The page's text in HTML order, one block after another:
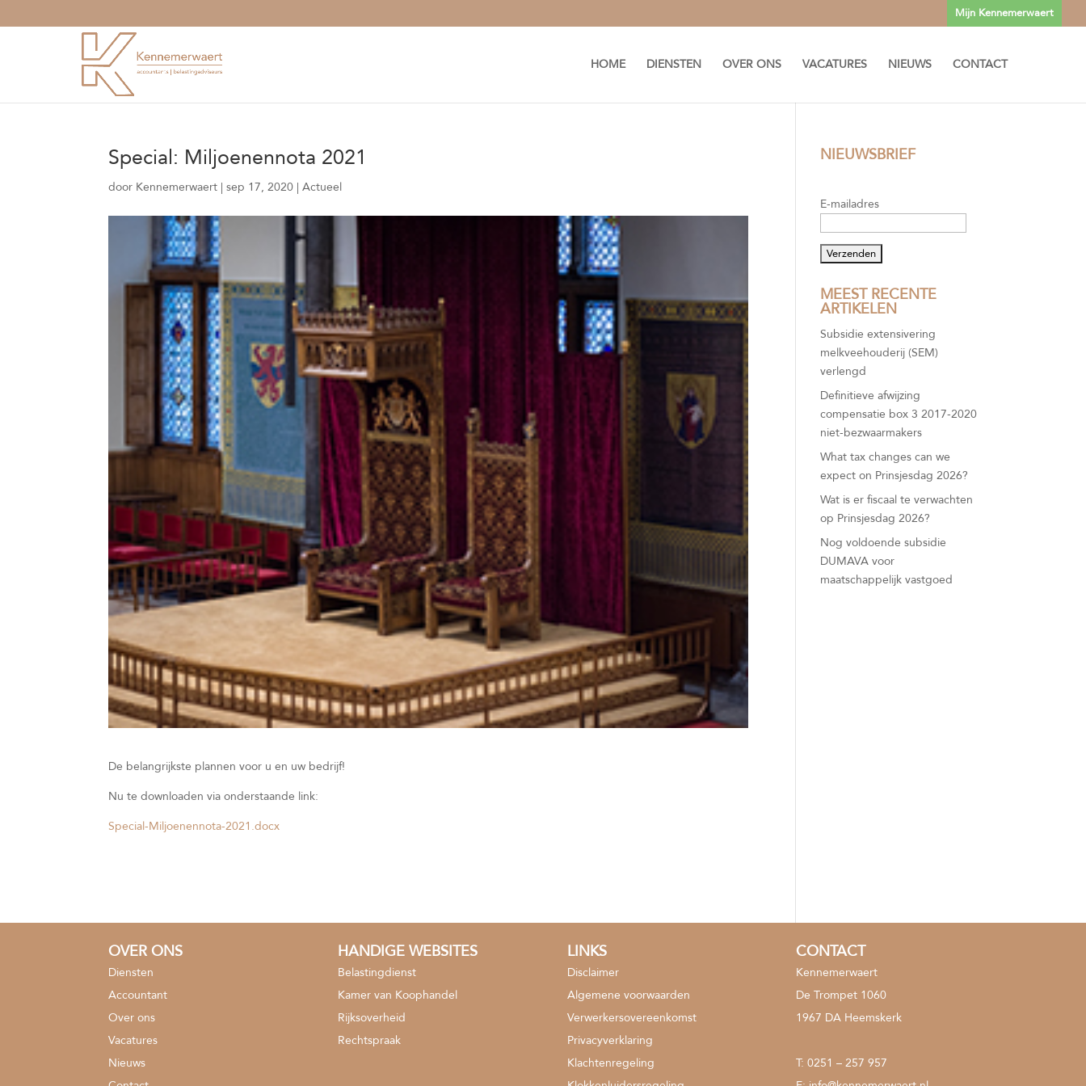
Mijn Kennemerwaert
HOME DIENSTEN OVER ONS VACATURES NIEUWS CONTACT
Special: Miljoenennota 2021
door Kennemerwaert |sep 17, 2020 |Actueel
De belangrijkste plannen voor u en uw bedrijf!
Nu te downloaden via onderstaande link:
Special-Miljoenennota-2021.docx
NIEUWSBRIEF
E-mailadres
MEEST RECENTE
ARTIKELEN
Subsidie extensivering
melkveehouderij (SEM)
verlengd
Definitieve afwijzing
compensatie box 3 2017-2020
niet-bezwaarmakers
What tax changes can we
expect on Prinsjesdag 2026?
Wat is er fiscaal te verwachten
op Prinsjesdag 2026?
Nog voldoende subsidie
DUMAVA voor
maatschappelijk vastgoed
OVER ONS
Diensten
Accountant
Over ons
Vacatures
Nieuws
HANDIGE WEBSITES
Belastingdienst
Kamer van Koophandel
Rijksoverheid
Rechtspraak
LINKS
Disclaimer
Algemene voorwaarden
Verwerkersovereenkomst
Privacyverklaring
Klachtenregeling
CONTACT
Kennemerwaert
De Trompet 1060
1967 DA Heemskerk
T:0251 – 257 957